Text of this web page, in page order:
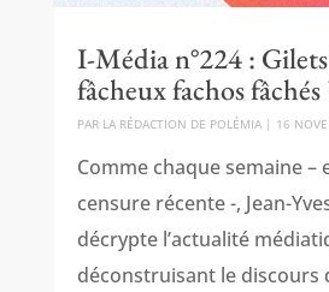
I-Média n°224 :
fâcheux fachos fâchés
PAR LA RÉDACTION DE POLÉMIA| 16
Comme chaque semaine –
censure récente -, Jean-
décrypte l’actualité
déconstruisant le discours